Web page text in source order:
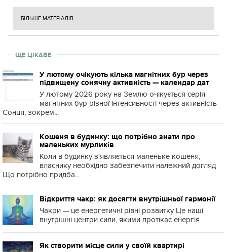
БІЛЬШЕ МАТЕРІАЛІВ
ЩЕ ЦІКАВЕ
У лютому очікують кілька магнітних бур через
підвищену сонячну активність — календар дат
У лютому 2026 року на Землю очікується серія
магнітних бур різної інтенсивності через активність
Сонця, зокрем...
Кошеня в будинку: що потрібно знати про
маленьких мурликів
Коли в будинку з'являється маленьке кошеня,
власнику необхідно забезпечити належний догляд
Що потрібно придба...
Відкриття чакр: як досягти внутрішньої гармонії
Чакри — це енергетичні рівні розвитку Це наші
внутрішні центри сили, якими протікає енергія
Як створити місце сили у своїй квартирі